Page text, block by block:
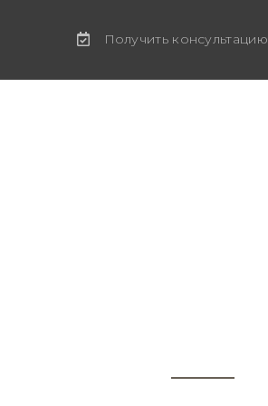
Получить консультацию